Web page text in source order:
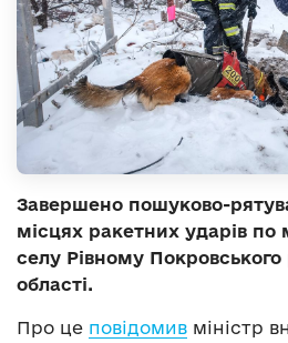
Завершено пошуково-
місцях ракетних ударів по
селу Рівному
області.
Про це повідомив міністр